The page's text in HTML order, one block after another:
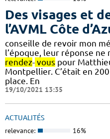
Des visages et
l’AVML Côte
conseille de revoir mon
l’époque, leur réponse ne
rendez- vous pour
Montpellier. C’était en
place. En
19/10/2021 13:35
ACTUALITÉS
relevance: 16%